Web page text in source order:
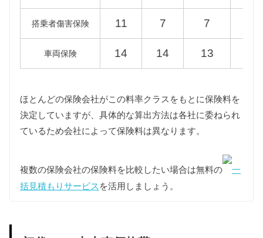
8UCHP
8UCZD
8UCULC
8UCHP/8UCZD型Q3は1000〜1500kg、
8UCCZF/8UCPSF/8UCULB/8UCULC型Q3は1500〜
搭乗者傷害保険 11 7 7
車両保険 14 14 13
ほとんどの保険会社がこの料率クラスをもとに保険料を
決定していますが、具体的な算出方法は各社に委ねられ
ているため会社によって保険料は異なります。
複数の保険会社の保険料を比較したい場合は無料の
一
括見積もりサービス を活用しましょう。